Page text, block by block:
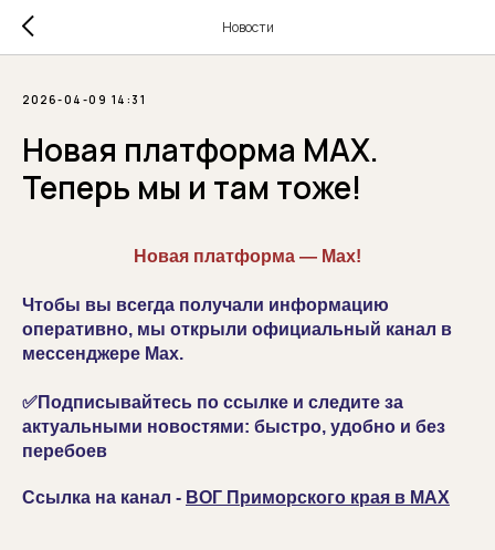
Новости
2026-04-09 14:31
Новая платформа MAX.
Теперь мы и там тоже!
Новая платформа — Max!
Чтобы вы всегда получали информацию
оперативно, мы открыли официальный канал в
мессенджере Max.
✅Подписывайтесь по ссылке и следите за
актуальными новостями: быстро, удобно и без
перебоев
Ссылка на канал - ВОГ Приморского края в MAX